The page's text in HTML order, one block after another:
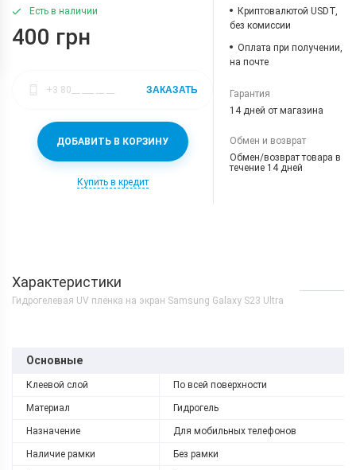
Есть в наличии
400 грн
ДОБАВИТЬ В КОРЗИНУ
Купить в кредит
ЗАКАЗАТЬ
Криптовалютой USDT,
без комиссии
Оплата при получении,
на почте
Гарантия
14 дней от магазина
Обмен и возврат
Обмен/возврат товара в
течение 14 дней
Характеристики
Гидрогелевая UV пленка на экран Samsung Galaxy S23 Ultra
Основные
Клеевой слой По всей поверхности
Материал Гидрогель
Назначение Для мобильных телефонов
Наличие рамки Без рамки